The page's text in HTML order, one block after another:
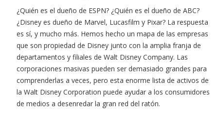
¿Quién es el dueño de ESPN? ¿Quién es el dueño de ABC?
¿Disney es dueño de Marvel, Lucasfilm y Pixar? La respuesta
es sí, y mucho más. Hemos hecho un mapa de las empresas
que son propiedad de Disney junto con la amplia franja de
departamentos y filiales de Walt Disney Company. Las
corporaciones masivas pueden ser demasiado grandes para
comprenderlas a veces, pero esta enorme lista de activos de
la Walt Disney Corporation puede ayudar a los consumidores
de medios a desenredar la gran red del ratón.